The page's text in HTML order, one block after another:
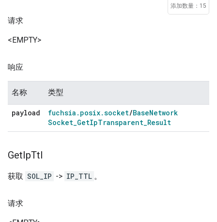
添加数量：15
请求
<EMPTY>
响应
名称 类型
payload fuchsia . posix.socket/BaseNetwork
Socket_GetIpTransparent_Result
GetIpTtl
获取 SOL_IP -> IP_TTL 。
请求